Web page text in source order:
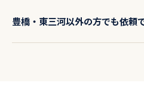
業の成長に合わせて柔軟にご対応
豊橋・東三河以外の方でも依頼